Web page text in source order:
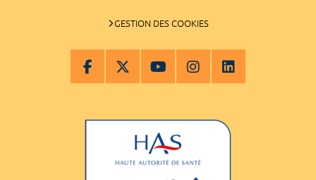
GESTION DES COOKIES